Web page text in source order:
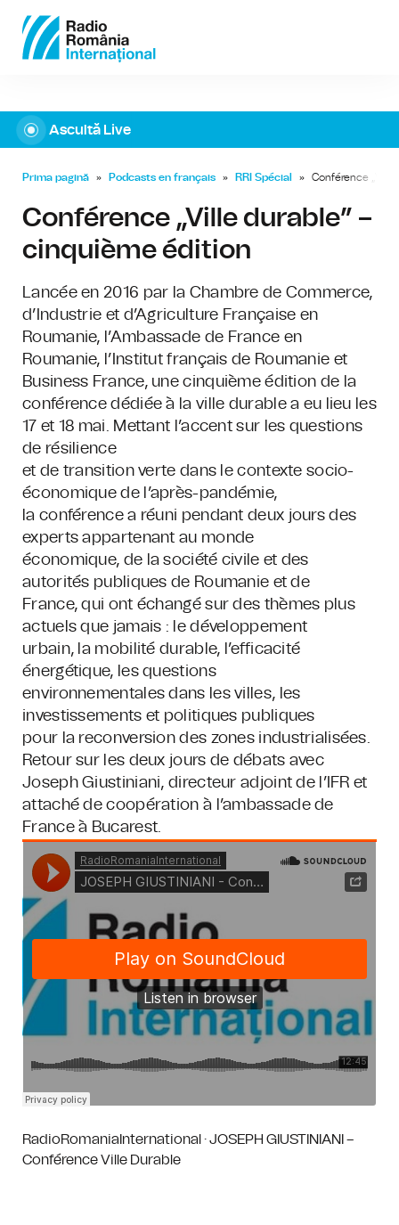
Ascultă Live
Prima pagină » Podcasts en français » RRI Spécial » Conférence
Conférence „Ville durable” –
cinquième édition
Lancée en 2016 par la Chambre de Commerce,
d’Industrie et d’Agriculture Française en
Roumanie, l’Ambassade de France en
Roumanie, l’Institut français de Roumanie et
Business France, une cinquième édition de la
conférence dédiée à la ville durable a eu lieu les
17 et 18 mai. Mettant l’accent sur les questions
de résilience
et de transition verte dans le contexte socio-
économique de l’après-pandémie,
la conférence a réuni pendant deux jours des
experts appartenant au monde
économique, de la société civile et des
autorités publiques de Roumanie et de
France, qui ont échangé sur des thèmes plus
actuels que jamais : le développement
urbain, la mobilité durable, l’efficacité
énergétique, les questions
environnementales dans les villes, les
investissements et politiques publiques
pour la reconversion des zones industrialisées.
Retour sur les deux jours de débats avec
Joseph Giustiniani, directeur adjoint de l’IFR et
attaché de coopération à l’ambassade de
France à Bucarest.
RadioRomaniaInternational ·JOSEPH GIUSTINIANI –
Conférence Ville Durable